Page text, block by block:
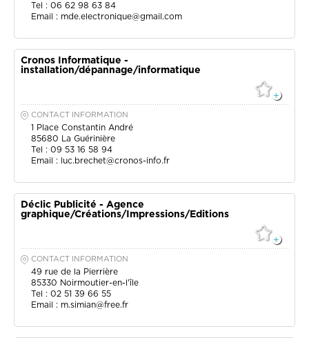
Tel : 06 62 98 63 84
Email : mde.electronique@gmail.com
Cronos Informatique -
installation/dépannage/informatique
CONTACT INFORMATION
1 Place Constantin André
85680 La Guérinière
Tel : 09 53 16 58 94
Email : luc.brechet@cronos-info.fr
Déclic Publicité - Agence
graphique/Créations/Impressions/Editions
CONTACT INFORMATION
49 rue de la Pierrière
85330 Noirmoutier-en-l'île
Tel : 02 51 39 66 55
Email : m.simian@free.fr